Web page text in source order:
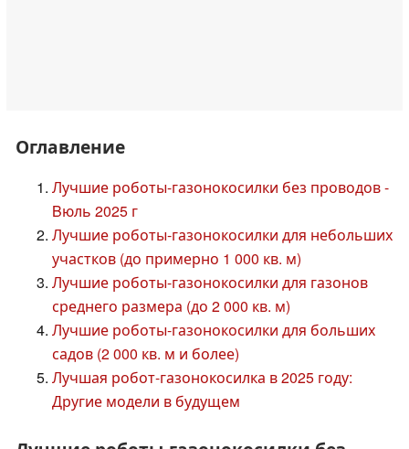
Оглавление
Лучшие роботы-газонокосилки без проводов -
Bюль 2025 г
Лучшие роботы-газонокосилки для небольших
участков (до примерно 1 000 кв. м)
Лучшие роботы-газонокосилки для газонов
среднего размера (до 2 000 кв. м)
Лучшие роботы-газонокосилки для больших
садов (2 000 кв. м и более)
Лучшая робот-газонокосилка в 2025 году:
Другие модели в будущем